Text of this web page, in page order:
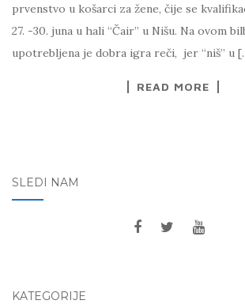
prvenstvo u košarci za žene, čije se
27. -30. juna u hali “Čair” u Nišu. Na ovom
upotrebljena je dobra igra reči, jer “niš” u
READ MORE
SLEDI NAM
KATEGORIJE